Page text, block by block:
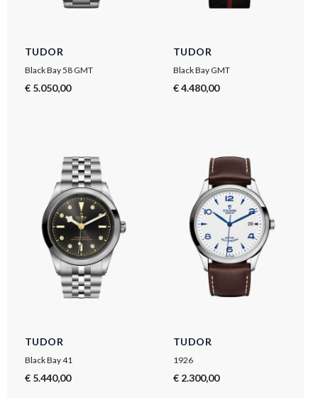
TUDOR
Black Bay 58 GMT
€ 5.050,00
TUDOR
Black Bay GMT
€ 4.480,00
TUDOR
Black Bay 41
€ 5.440,00
TUDOR
1926
€ 2.300,00